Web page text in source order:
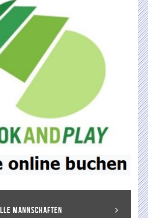
Mannschaften